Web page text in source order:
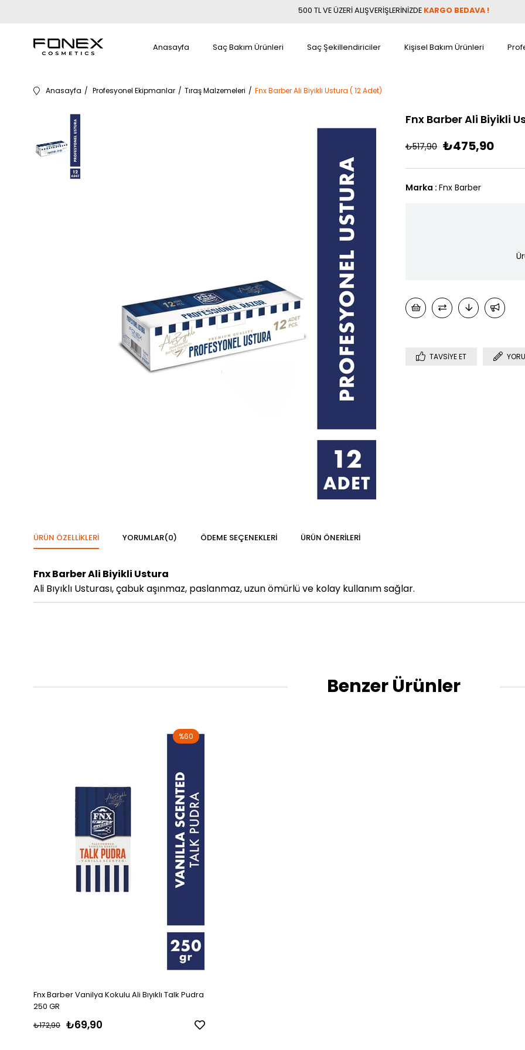
500 TL VE ÜZERİ ALIŞVERİŞLERİNİZDE KARGO BEDAVA !
Anasayfa Saç Bakım Ürünleri Saç Şekillendiriciler Kişisel Bakım Ürünleri
Anasayfa Profesyonel Ekipmanlar Tıraş Malzemeleri Fnx Barber Ali Biyikli Ustura ( 12 Adet)
Fnx Barber Ali Biyikli
₺517,90 ₺475,90
Marka : Fnx Barber
TAVSIYE ET
ÜRÜN ÖZELLIKLERI YORUMLAR(0) ÖDEME SEÇENEKLERI ÜRÜN ÖNERILERI
Fnx Barber Ali Biyikli Ustura
Ali Bıyıklı Usturası, çabuk aşınmaz, paslanmaz, uzun ömürlü ve kolay kullanım sağlar.
Benzer Ürünler
Fnx Barber Vanilya Kokulu Ali Bıyıklı Talk Pudra
250 GR
₺69,90
₺172,90
%60